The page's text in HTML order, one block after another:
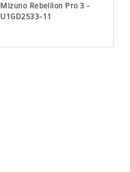
Mizuno Rebellion Pro 3 -
U1GD2533-11